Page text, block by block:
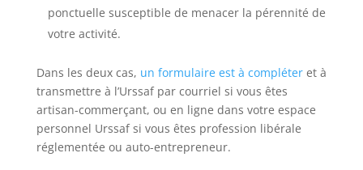
ponctuelle susceptible de menacer la pérennité de
votre activité.
Dans les deux cas, un formulaire est à compléteret à
transmettre à l’Urssaf par courriel si vous êtes
artisan-commerçant, ou en ligne dans votre espace
personnel Urssaf si vous êtes profession libérale
réglementée ou auto-entrepreneur.